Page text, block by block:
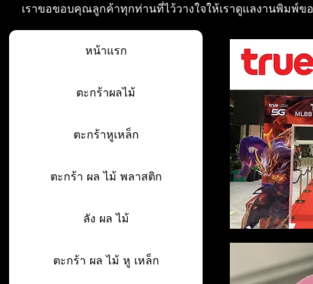
เราขอขอบคุณลูกค้าทุกท่านที่ไว้วางใจให้เราดูแลงานพิมพ์ข
หน้าแรก
ตะกร้าผลไม้
ตะกร้าหูเหล็ก
ตะกร้า ผล ไม้ พลาสติก
ลัง ผล ไม้
ตะกร้า ผล ไม้ หู เหล็ก